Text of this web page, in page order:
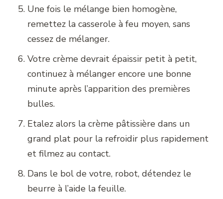
Une fois le mélange bien homogène,
remettez la casserole à feu moyen, sans
cessez de mélanger.
Votre crème devrait épaissir petit à petit,
continuez à mélanger encore une bonne
minute après l’apparition des premières
bulles.
Etalez alors la crème pâtissière dans un
grand plat pour la refroidir plus rapidement
et filmez au contact.
Dans le bol de votre, robot, détendez le
beurre à l’aide la feuille.